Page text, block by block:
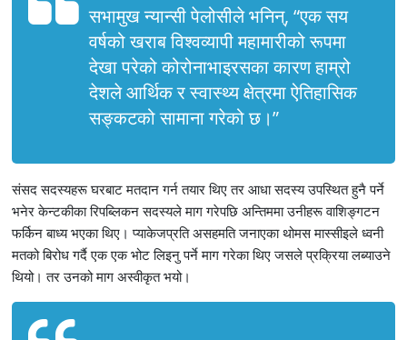
सभामुख न्यान्सी पेलोसीले भनिन्, “एक सय
वर्षको खराब विश्वव्यापी महामारीको रूपमा
देखा परेको कोरोनाभाइरसका कारण हाम्रो
देशले आर्थिक र स्वास्थ्य क्षेत्रमा ऐतिहासिक
सङ्कटको सामाना गरेको छ।”
संसद सदस्यहरू घरबाट मतदान गर्न तयार थिए तर आधा सदस्य उपस्थित हुनै पर्ने
भनेर केन्टकीका रिपब्लिकन सदस्यले माग गरेपछि अन्तिममा उनीहरू वाशिङ्गटन
फर्किन बाध्य भएका थिए। प्याकेजप्रति असहमति जनाएका थोमस मास्सीइले ध्वनी
मतको बिरोध गर्दै एक एक भोट लिइनु पर्ने माग गरेका थिए जसले प्रक्रिया लब्याउने
थियो। तर उनको माग अस्वीकृत भयो।